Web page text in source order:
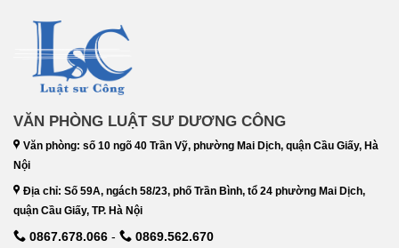
VĂN PHÒNG LUẬT SƯ DƯƠNG CÔNG
Văn phòng: số 10 ngõ 40 Trần Vỹ, phường Mai Dịch, quận Cầu Giấy, Hà
Nội
Địa chỉ: Số 59A, ngách 58/23, phố Trần Bình, tổ 24 phường Mai Dịch,
quận Cầu Giấy, TP. Hà Nội
0867.678.066 - 0869.562.670